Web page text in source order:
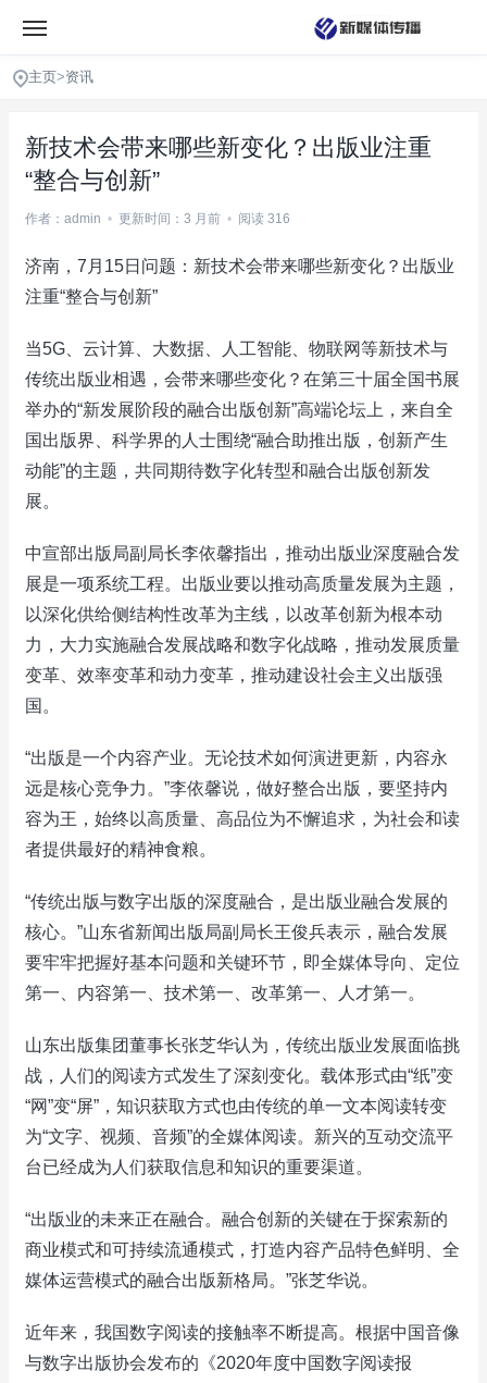
主页>资讯
新技术会带来哪些新变化？出版业注重
“整合与创新”
作者：admin • 更新时间：3 月前 • 阅读 316
济南，7月15日问题：新技术会带来哪些新变化？出版业
注重“整合与创新”
当5G、云计算、大数据、人工智能、物联网等新技术与
传统出版业相遇，会带来哪些变化？在第三十届全国书展
举办的“新发展阶段的融合出版创新”高端论坛上，来自全
国出版界、科学界的人士围绕“融合助推出版，创新产生
动能”的主题，共同期待数字化转型和融合出版创新发
展。
中宣部出版局副局长李依馨指出，推动出版业深度融合发
展是一项系统工程。出版业要以推动高质量发展为主题，
以深化供给侧结构性改革为主线，以改革创新为根本动
力，大力实施融合发展战略和数字化战略，推动发展质量
变革、效率变革和动力变革，推动建设社会主义出版强
国。
“出版是一个内容产业。无论技术如何演进更新，内容永
远是核心竞争力。”李依馨说，做好整合出版，要坚持内
容为王，始终以高质量、高品位为不懈追求，为社会和读
者提供最好的精神食粮。
“传统出版与数字出版的深度融合，是出版业融合发展的
核心。”山东省新闻出版局副局长王俊兵表示，融合发展
要牢牢把握好基本问题和关键环节，即全媒体导向、定位
第一、内容第一、技术第一、改革第一、人才第一。
山东出版集团董事长张芝华认为，传统出版业发展面临挑
战，人们的阅读方式发生了深刻变化。载体形式由“纸”变
“网”变“屏”，知识获取方式也由传统的单一文本阅读转变
为“文字、视频、音频”的全媒体阅读。新兴的互动交流平
台已经成为人们获取信息和知识的重要渠道。
“出版业的未来正在融合。融合创新的关键在于探索新的
商业模式和可持续流通模式，打造内容产品特色鲜明、全
媒体运营模式的融合出版新格局。”张芝华说。
近年来，我国数字阅读的接触率不断提高。根据中国音像
与数字出版协会发布的《2020年度中国数字阅读报